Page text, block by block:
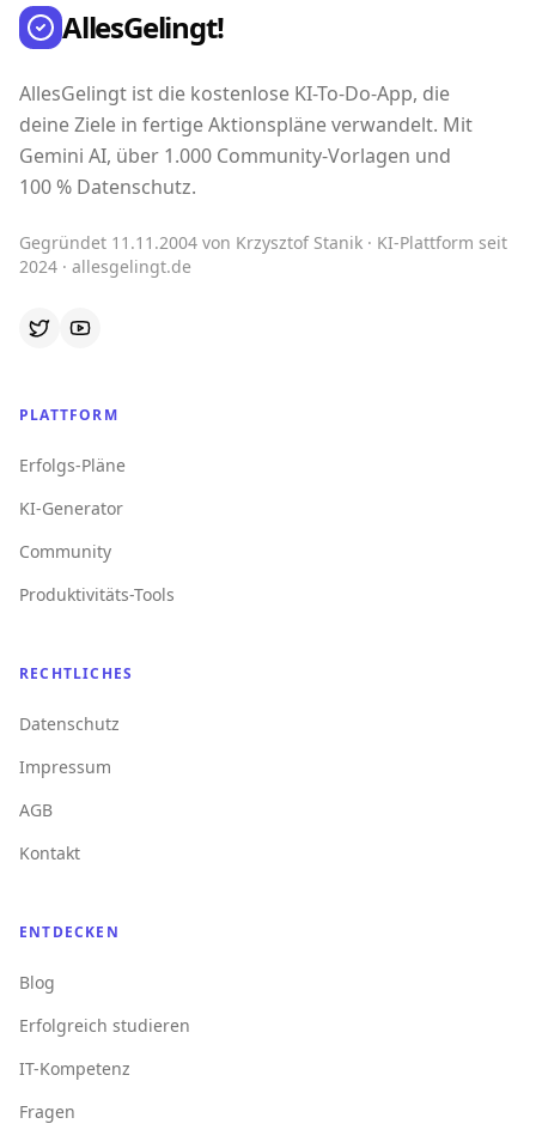
AllesGelingt!
AllesGelingt ist die kostenlose KI-To-Do-App, die
deine Ziele in fertige Aktionspläne verwandelt. Mit
Gemini AI, über 1.000 Community-Vorlagen und
100 % Datenschutz.
Gegründet 11.11.2004 von Krzysztof Stanik · KI-Plattform seit
2024 · allesgelingt.de
PLATTFORM
Erfolgs-Pläne
KI-Generator
Community
Produktivitäts-Tools
RECHTLICHES
Datenschutz
Impressum
AGB
Kontakt
ENTDECKEN
Blog
Erfolgreich studieren
IT-Kompetenz
Fragen